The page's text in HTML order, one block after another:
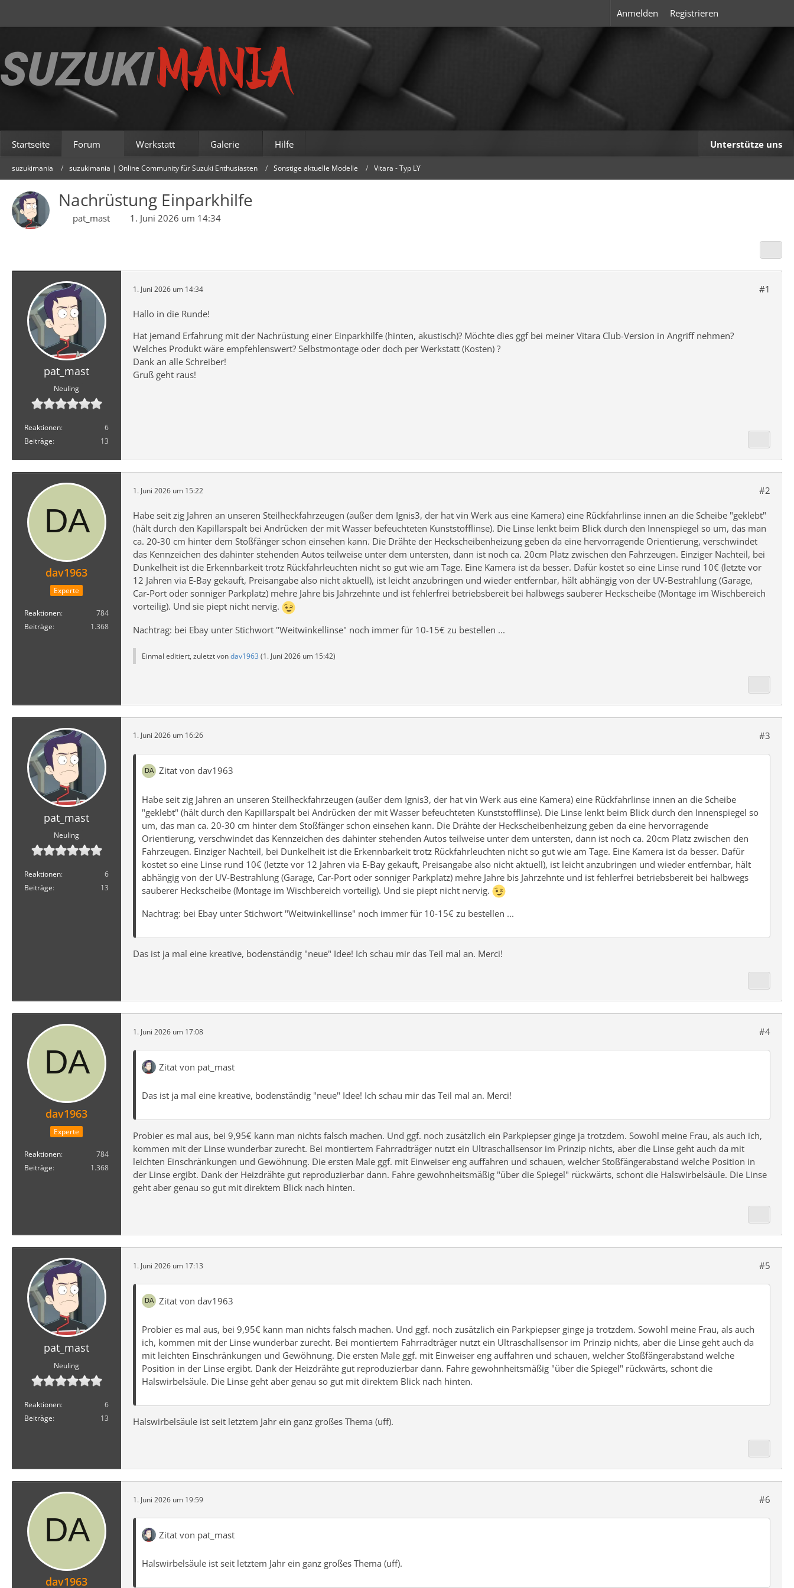
Anmelden Registrieren
Startseite Forum Werkstatt Galerie Hilfe Unterstütze uns
suzukimania suzukimania | Online Community für Suzuki Enthusiasten Sonstige aktuelle Modelle Vitara - Typ LY
Nachrüstung Einparkhilfe
pat_mast 1. Juni 2026 um 14:34
pat_mast
Neuling
Reaktionen
6
Beiträge
13
1. Juni 2026 um 14:34 #1
Hallo in die Runde!
Hat jemand Erfahrung mit der Nachrüstung einer Einparkhilfe (hinten, akustisch)? Möchte dies ggf bei meiner Vitara Club-Version in Angriff nehmen?
Welches Produkt wäre empfehlenswert? Selbstmontage oder doch per Werkstatt (Kosten) ?
Dank an alle Schreiber!
Gruß geht raus!
dav1963
Experte
Reaktionen
784
Beiträge
1.368
1. Juni 2026 um 15:22 #2
Habe seit zig Jahren an unseren Steilheckfahrzeugen (außer dem Ignis3, der hat vin Werk aus eine Kamera) eine Rückfahrlinse innen an die Scheibe "geklebt"
(hält durch den Kapillarspalt bei Andrücken der mit Wasser befeuchteten Kunststofflinse). Die Linse lenkt beim Blick durch den Innenspiegel so um, das man
ca. 20-30 cm hinter dem Stoßfänger schon einsehen kann. Die Drähte der Heckscheibenheizung geben da eine hervorragende Orientierung, verschwindet
das Kennzeichen des dahinter stehenden Autos teilweise unter dem untersten, dann ist noch ca. 20cm Platz zwischen den Fahrzeugen. Einziger Nachteil, bei
Dunkelheit ist die Erkennbarkeit trotz Rückfahrleuchten nicht so gut wie am Tage. Eine Kamera ist da besser. Dafür kostet so eine Linse rund 10€ (letzte vor
12 Jahren via E-Bay gekauft, Preisangabe also nicht aktuell), ist leicht anzubringen und wieder entfernbar, hält abhängig von der UV-Bestrahlung (Garage,
Car-Port oder sonniger Parkplatz) mehre Jahre bis Jahrzehnte und ist fehlerfrei betriebsbereit bei halbwegs sauberer Heckscheibe (Montage im Wischbereich
vorteilig). Und sie piept nicht nervig.
Nachtrag: bei Ebay unter Stichwort "Weitwinkellinse" noch immer für 10-15€ zu bestellen ...
Einmal editiert, zuletzt vondav1963 (1. Juni 2026 um 15:42)
pat_mast
Neuling
Reaktionen
6
Beiträge
13
1. Juni 2026 um 16:26 #3
Zitat von dav1963
Habe seit zig Jahren an unseren Steilheckfahrzeugen (außer dem Ignis3, der hat vin Werk aus eine Kamera) eine Rückfahrlinse innen an die Scheibe
"geklebt" (hält durch den Kapillarspalt bei Andrücken der mit Wasser befeuchteten Kunststofflinse). Die Linse lenkt beim Blick durch den Innenspiegel so
um, das man ca. 20-30 cm hinter dem Stoßfänger schon einsehen kann. Die Drähte der Heckscheibenheizung geben da eine hervorragende
Orientierung, verschwindet das Kennzeichen des dahinter stehenden Autos teilweise unter dem untersten, dann ist noch ca. 20cm Platz zwischen den
Fahrzeugen. Einziger Nachteil, bei Dunkelheit ist die Erkennbarkeit trotz Rückfahrleuchten nicht so gut wie am Tage. Eine Kamera ist da besser. Dafür
kostet so eine Linse rund 10€ (letzte vor 12 Jahren via E-Bay gekauft, Preisangabe also nicht aktuell), ist leicht anzubringen und wieder entfernbar, hält
abhängig von der UV-Bestrahlung (Garage, Car-Port oder sonniger Parkplatz) mehre Jahre bis Jahrzehnte und ist fehlerfrei betriebsbereit bei halbwegs
sauberer Heckscheibe (Montage im Wischbereich vorteilig). Und sie piept nicht nervig.
Nachtrag: bei Ebay unter Stichwort "Weitwinkellinse" noch immer für 10-15€ zu bestellen ...
Das ist ja mal eine kreative, bodenständig "neue" Idee! Ich schau mir das Teil mal an. Merci!
dav1963
Experte
Reaktionen
784
Beiträge
1.368
1. Juni 2026 um 17:08 #4
Zitat von pat_mast
Das ist ja mal eine kreative, bodenständig "neue" Idee! Ich schau mir das Teil mal an. Merci!
Probier es mal aus, bei 9,95€ kann man nichts falsch machen. Und ggf. noch zusätzlich ein Parkpiepser ginge ja trotzdem. Sowohl meine Frau, als auch ich,
kommen mit der Linse wunderbar zurecht. Bei montiertem Fahrradträger nutzt ein Ultraschallsensor im Prinzip nichts, aber die Linse geht auch da mit
leichten Einschränkungen und Gewöhnung. Die ersten Male ggf. mit Einweiser eng auffahren und schauen, welcher Stoßfängerabstand welche Position in
der Linse ergibt. Dank der Heizdrähte gut reproduzierbar dann. Fahre gewohnheitsmäßig "über die Spiegel" rückwärts, schont die Halswirbelsäule. Die Linse
geht aber genau so gut mit direktem Blick nach hinten.
pat_mast
Neuling
Reaktionen
6
Beiträge
13
1. Juni 2026 um 17:13 #5
Zitat von dav1963
Probier es mal aus, bei 9,95€ kann man nichts falsch machen. Und ggf. noch zusätzlich ein Parkpiepser ginge ja trotzdem. Sowohl meine Frau, als auch
ich, kommen mit der Linse wunderbar zurecht. Bei montiertem Fahrradträger nutzt ein Ultraschallsensor im Prinzip nichts, aber die Linse geht auch da
mit leichten Einschränkungen und Gewöhnung. Die ersten Male ggf. mit Einweiser eng auffahren und schauen, welcher Stoßfängerabstand welche
Position in der Linse ergibt. Dank der Heizdrähte gut reproduzierbar dann. Fahre gewohnheitsmäßig "über die Spiegel" rückwärts, schont die
Halswirbelsäule. Die Linse geht aber genau so gut mit direktem Blick nach hinten.
Halswirbelsäule ist seit letztem Jahr ein ganz großes Thema (uff).
dav1963
1. Juni 2026 um 19:59 #6
Zitat von pat_mast
Halswirbelsäule ist seit letztem Jahr ein ganz großes Thema (uff).